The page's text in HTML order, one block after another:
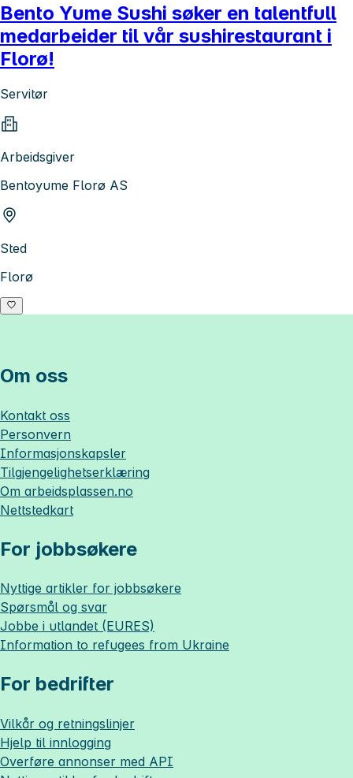
Bento Yume Sushi søker en talentfull
medarbeider til vår sushirestaurant i
Florø!
Servitør
Arbeidsgiver
Bentoyume Florø AS
Sted
Florø
Om oss
Kontakt oss
Personvern
Informasjonskapsler
Tilgjengelighetserklæring
Om arbeidsplassen.no
Nettstedkart
For jobbsøkere
Nyttige artikler for jobbsøkere
Spørsmål og svar
Jobbe i utlandet (EURES)
Information to refugees from Ukraine
For bedrifter
Vilkår og retningslinjer
Hjelp til innlogging
Overføre annonser med API